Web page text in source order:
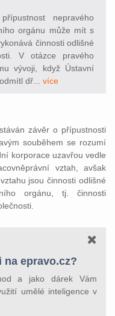
nepravého
orgánu může mít s
činnosti odlišné
V otázce pravého
vývoji, když Ústavní
dř... více
závěr o přípustnosti
souběhem se rozumí
korporace uzavřou vedle
vztah, avšak
jsou činnosti odlišné
orgánu, tj. činnosti
na epravo.cz?
a jako dárek Vám
umělé inteligence v